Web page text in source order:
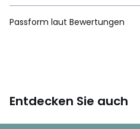
Passform laut Bewertungen
Entdecken Sie auch